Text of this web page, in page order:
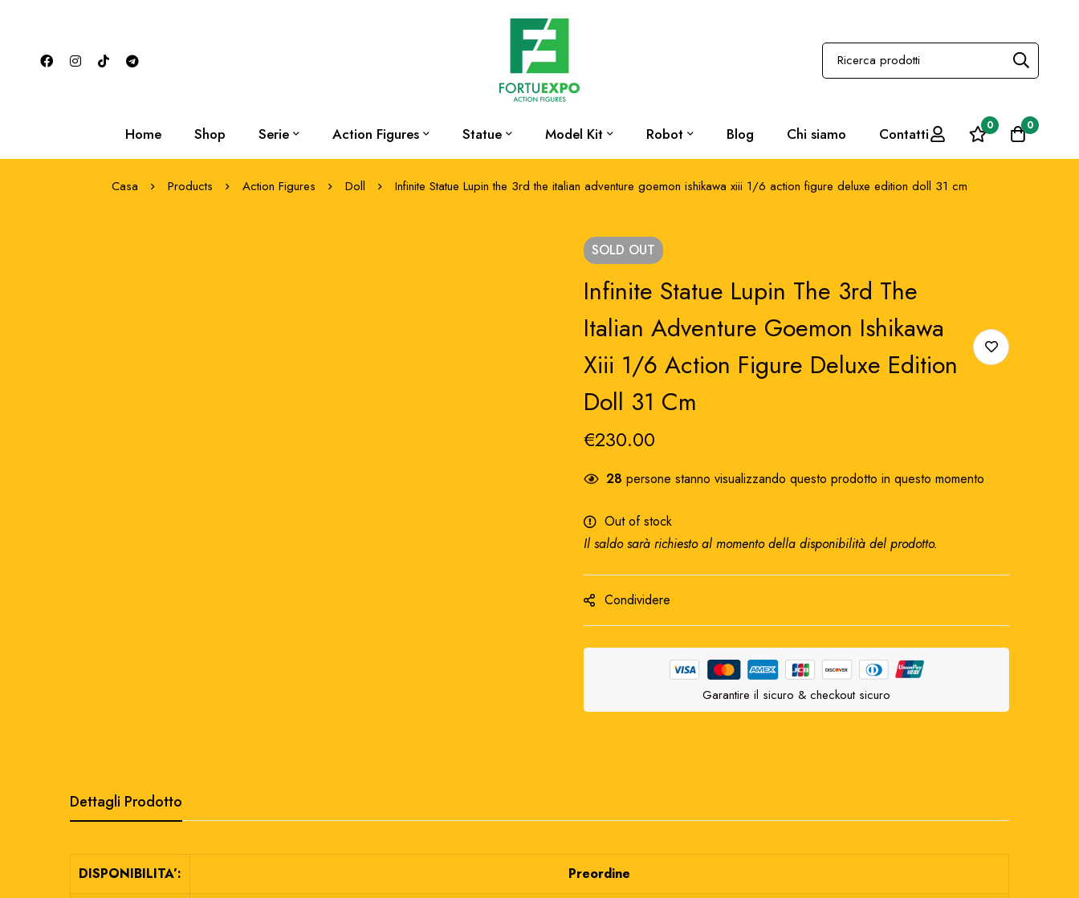
Home Shop Serie Action Figures Statue Model Kit Robot Blog Chi siamo Contatti 0 0
Casa Products Action Figures Doll Infinite Statue Lupin the 3rd the italian adventure goemon ishikawa xiii 1/6 action figure deluxe edition doll 31 cm
SOLD OUT
Infinite Statue Lupin The 3rd The
Italian Adventure Goemon Ishikawa
Xiii 1/6 Action Figure Deluxe Edition
Doll 31 Cm
€230.00
28 persone stanno visualizzando questo prodotto in questo momento
Out of stock
Il saldo sarà richiesto al momento della disponibilità del prodotto.
Condividere
Garantire il sicuro & checkout sicuro
Dettagli Prodotto
DISPONIBILITA’: Preordine